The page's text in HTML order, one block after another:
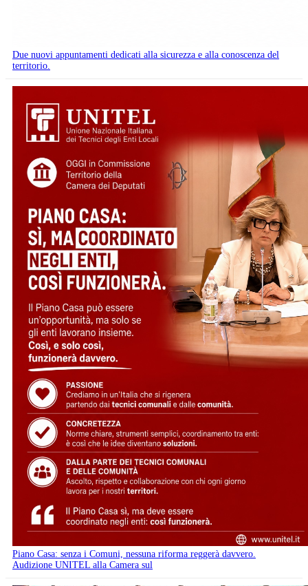
Due nuovi appuntamenti dedicati alla sicurezza e alla conoscenza del
territorio.
Piano Casa: senza i Comuni, nessuna riforma reggerà davvero.
Audizione UNITEL alla Camera sul